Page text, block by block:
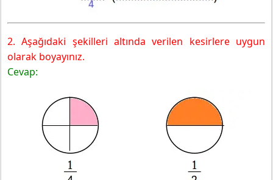
2. Aşağıdaki şekilleri altında verilen kesirlere uygun
olarak boyayınız.
Cevap: